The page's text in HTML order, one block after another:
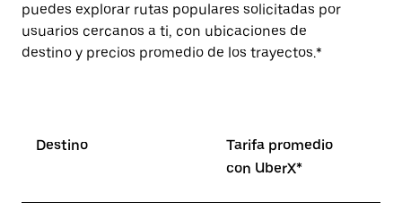
puedes explorar rutas populares solicitadas por
usuarios cercanos a ti, con ubicaciones de
destino y precios promedio de los trayectos.*
Destino
Tarifa promedio
con UberX*